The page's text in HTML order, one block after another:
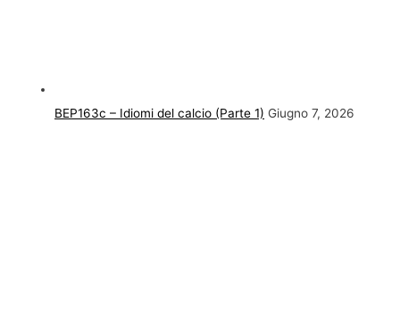
BEP163c – Idiomi del calcio (Parte 1) Giugno 7, 2026